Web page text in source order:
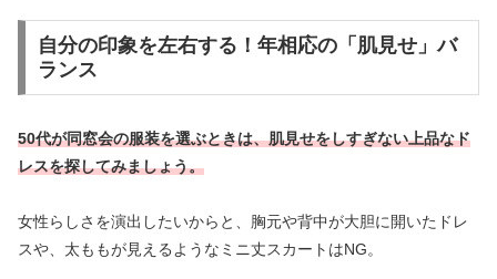
自分の印象を左右する！年相応の「肌見せ」バ
ランス
50代が同窓会の服装を選ぶときは、肌見せをしすぎない上品なド
レスを探してみましょう。
女性らしさを演出したいからと、胸元や背中が大胆に開いたドレ
スや、太ももが見えるようなミニ丈スカートはNG。